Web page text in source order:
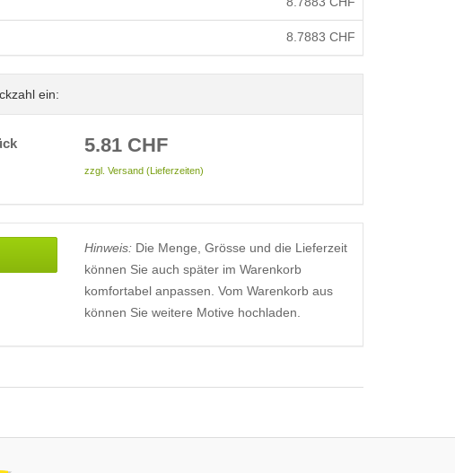
8.7883 CHF
ein:
5.81CHF
zzgl. Versand (Lieferzeiten)
Hinweis:Die Menge, Grösse und die Lieferzeit
können Sie auch später im Warenkorb
komfortabel anpassen. Vom Warenkorb aus
können Sie weitere Motive hochladen.